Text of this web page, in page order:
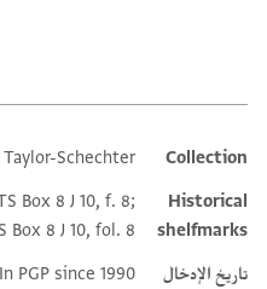
Additional metadata
Collection
Schechter
Historical
shelfmarks
Box 8 J 10, f. 8;
Box 8 J 10, fol. 8
تاريخ الإدخال
In PGP since 1990